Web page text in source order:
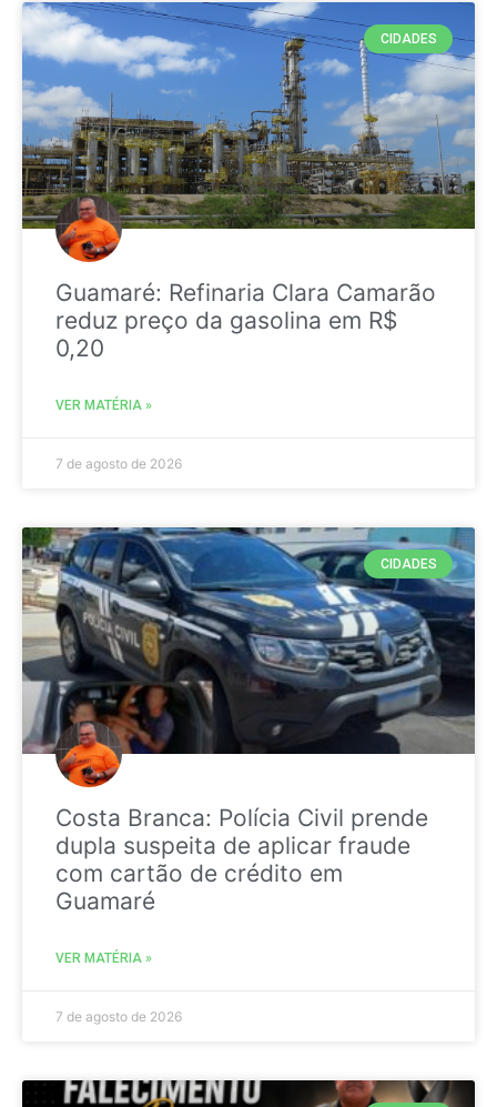
CIDADES
Guamaré: Refinaria Clara Camarão
reduz preço da gasolina em R$
0,20
VER MATÉRIA »
7 de agosto de 2026
CIDADES
Costa Branca: Polícia Civil prende
dupla suspeita de aplicar fraude
com cartão de crédito em
Guamaré
VER MATÉRIA »
7 de agosto de 2026